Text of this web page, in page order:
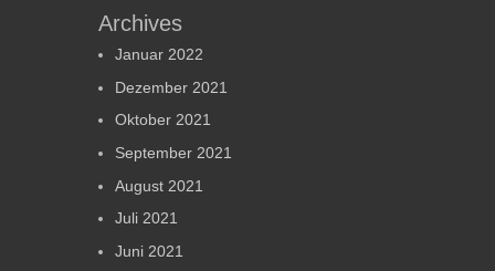
Archives
Januar 2022
Dezember 2021
Oktober 2021
September 2021
August 2021
Juli 2021
Juni 2021